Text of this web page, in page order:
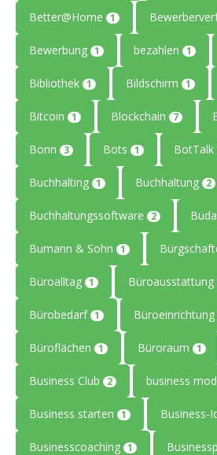
Better@Home 1
Bewerbung 1 bezahlen 1
Bibliothek 1 Bildschirm 1
Bitcoin 1 Blockchain 7
Bonn 3 Bots 1 BotTalk
Buchhalting 1 Buchhaltung 2
Buchhaltungssoftware 2
Bumann & Sohn 1
Büroalltag 1 Büroausstattung
Bürobedarf 1 Büroeinrichtung
Büroflächen 1 Büroraum 1
Business Club 2 business
Business starten 1 Business-
Businesscoaching 1